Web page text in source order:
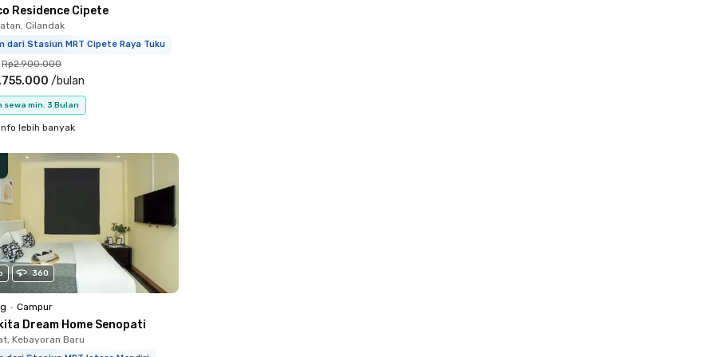
Residence Cipete
Cilandak
dari Stasiun MRT Cipete Raya Tuku
Rp2.900.000
/bulan
sewa min. 3 Bulan
lebih banyak
360
• Campur
Dream Home Senopati
Kebayoran Baru